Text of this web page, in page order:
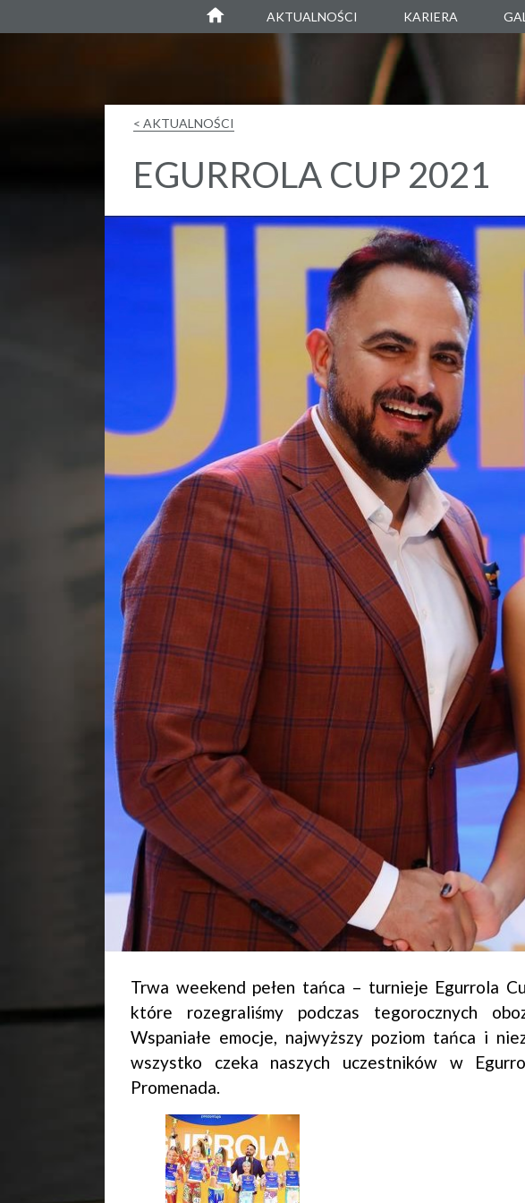
AKTUALNOŚCI KARIERA
< AKTUALNOŚCI
EGURROLA CUP 2021
Trwa weekend pełen tańca – turnieje Egurrola
które rozegraliśmy podczas tegorocznych
Wspaniałe emocje, najwyższy poziom tańca i
wszystko czeka naszych uczestników w
Promenada.